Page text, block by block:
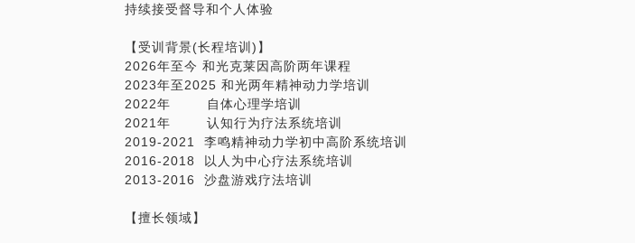
持续接受督导和个人体验
【受训背景(长程培训)】
2026年至今 和光克莱因高阶两年课程
2023年至2025 和光两年精神动力学培训
2022年 自体心理学培训
2021年 认知行为疗法系统培训
2019-2021 李鸣精神动力学初中高阶系统培训
2016-2018 以人为中心疗法系统培训
2013-2016 沙盘游戏疗法培训
【擅长领域】